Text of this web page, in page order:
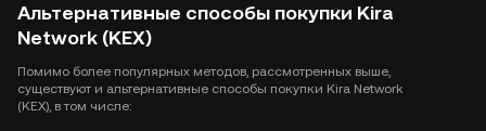
Альтернативные способы покупки Kira
Network (KEX)
Помимо более популярных методов, рассмотренных выше,
существуют и альтернативные способы покупки Kira Network
(KEX), в том числе: